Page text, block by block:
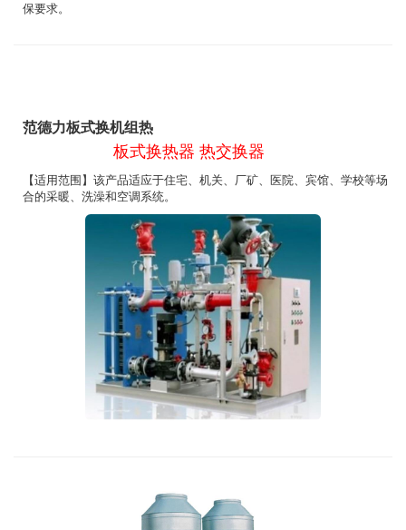
保要求。
范德力板式换机组热
板式换热器 热交换器
【适用范围】该产品适应于住宅、机关、厂矿、医院、宾馆、学校等场
合的采暖、洗澡和空调系统。